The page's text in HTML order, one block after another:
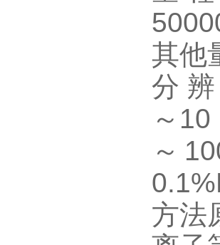
其他
分 辨
～ 10
～
方法